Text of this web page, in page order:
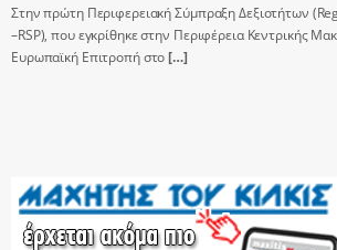
Στην πρώτη Περιφερειακή Σύμπραξη Δεξιοτήτων
–RSP), που εγκρίθηκε στην Περιφέρεια Κεντρικής
Ευρωπαϊκή Επιτροπή στο[…]